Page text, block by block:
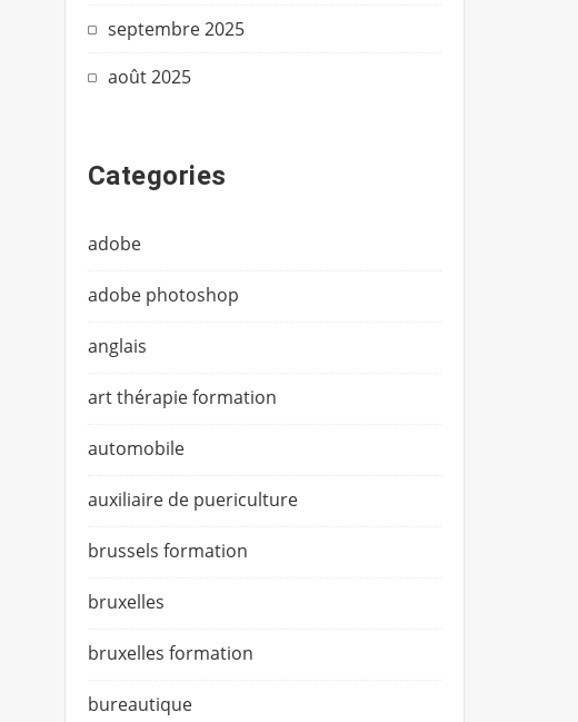
septembre 2025
août 2025
Categories
adobe
adobe photoshop
anglais
art thérapie formation
automobile
auxiliaire de puericulture
brussels formation
bruxelles
bruxelles formation
bureautique